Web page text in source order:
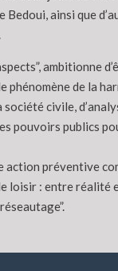
ainsi que
ambitionne
de la
civile,
pouvoirs publics
préventive
loisir : entre